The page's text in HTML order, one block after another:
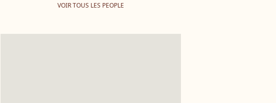
VOIR TOUS LES PEOPLE